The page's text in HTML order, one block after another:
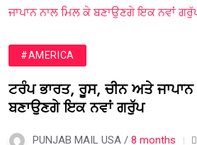
ਜਾਪਾਨ ਨਾਲ ਮਿਲ ਕੇ ਬਣਾਉਣਗੇ ਇਕ ਨਵਾਂ
#AMERICA
ਟਰੰਪ ਭਾਰਤ, ਰੂਸ, ਚੀਨ ਅਤੇ
ਬਣਾਉਣਗੇ ਇਕ ਨਵਾਂ ਗਰੁੱਪ
PUNJAB MAIL USA / 8 months